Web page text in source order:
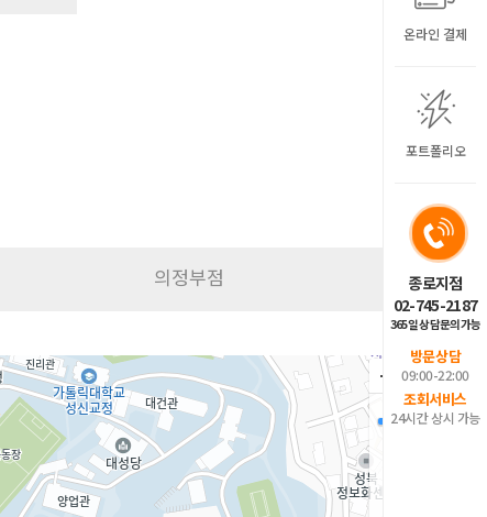
온라인 결제
포트폴리오
종로지점
02-745-2187
365일 상담문의가능
방문상담
09:00-22:00
조회서비스
24시간 상시 가능
의정부점